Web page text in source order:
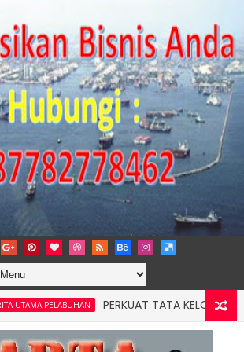
PELABUHAN
PERKUAT TATA KELOLA
Dengar Keluhan dan Kebutuhan